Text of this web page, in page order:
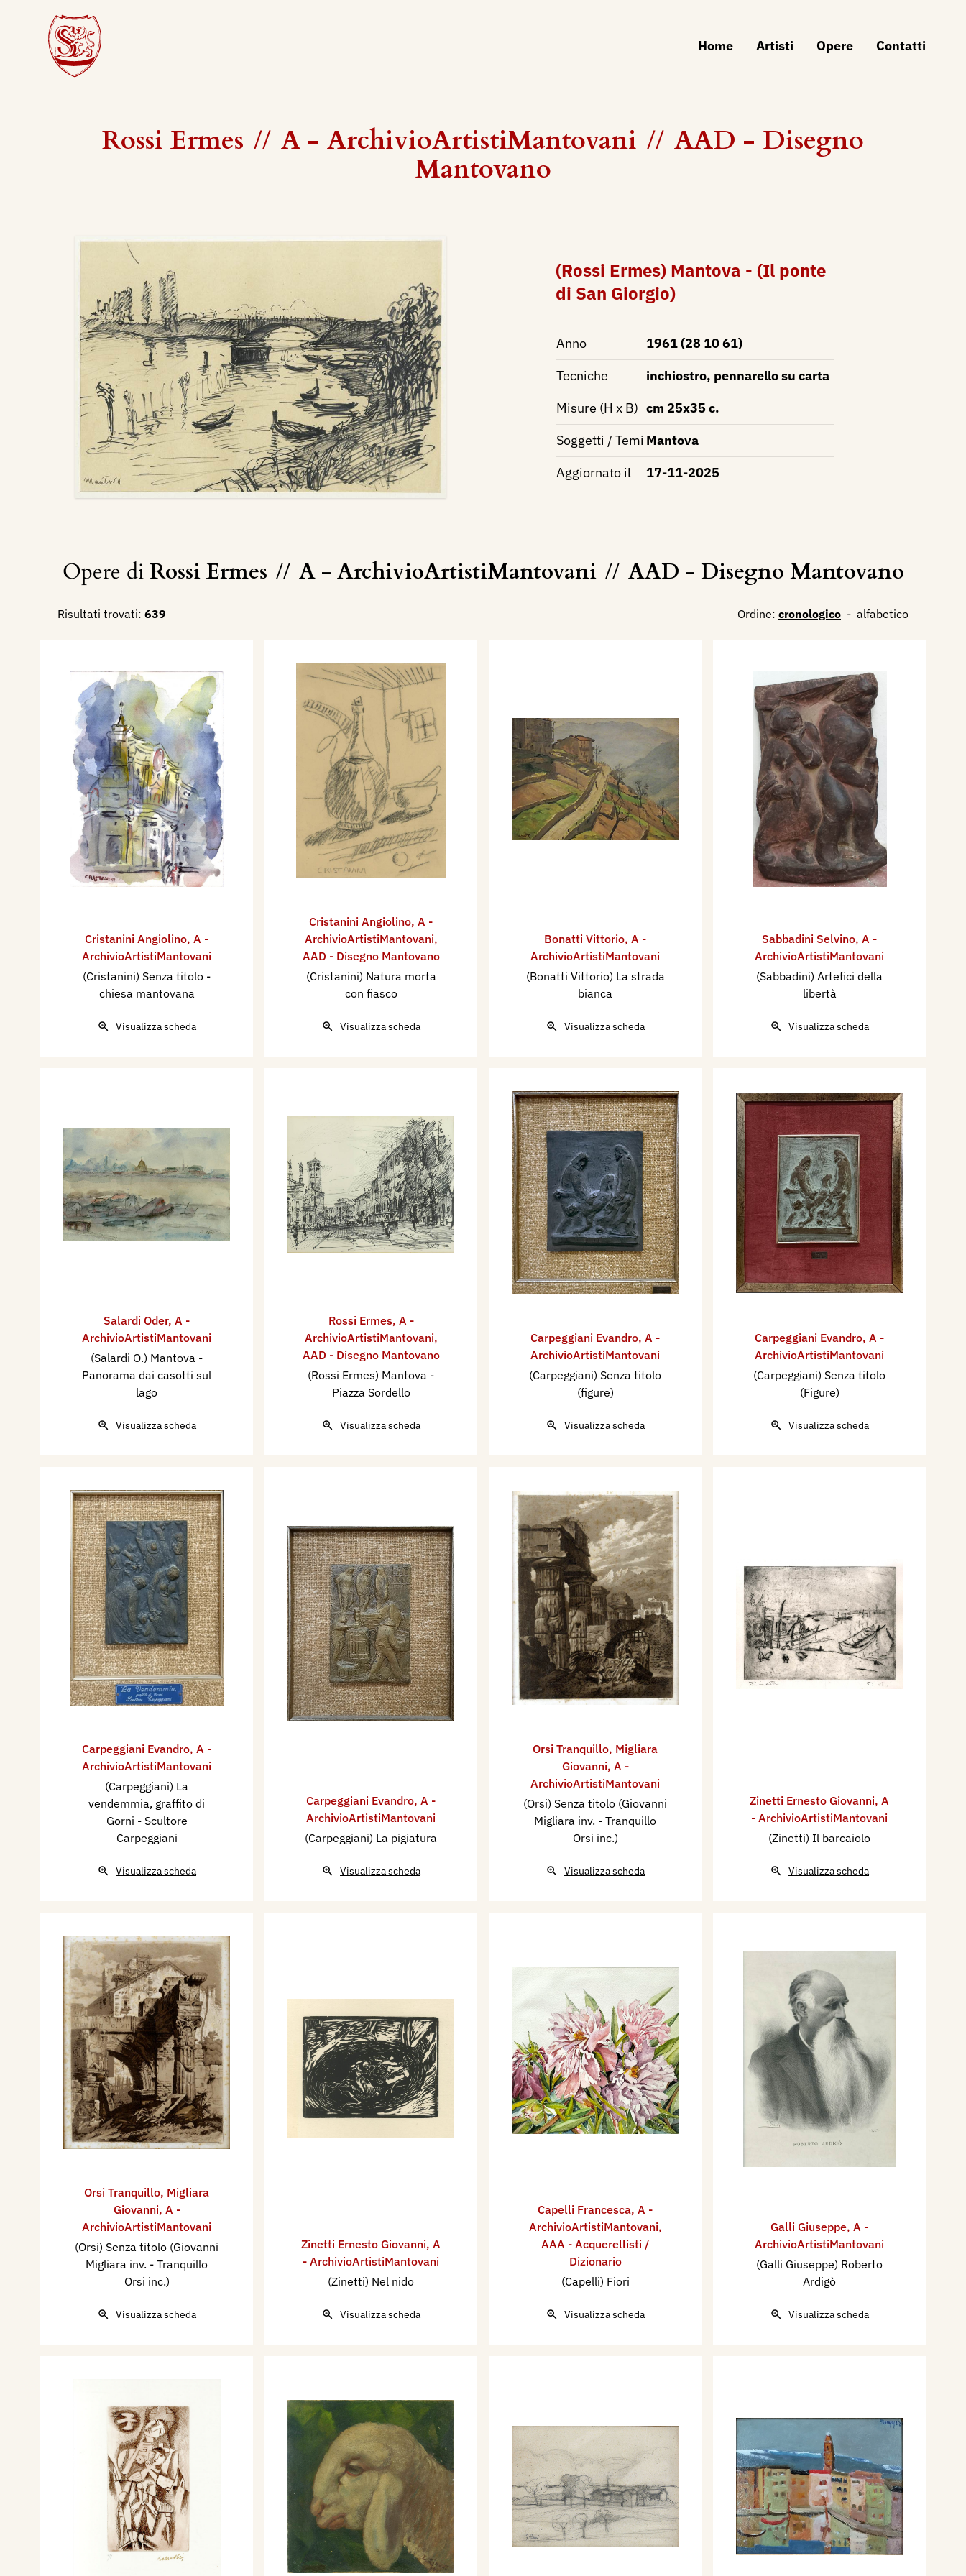
Home Artisti Opere Contatti
Rossi Ermes // A - ArchivioArtistiMantovani // AAD - Disegno
Mantovano
(Rossi Ermes) Mantova - (Il ponte
di San Giorgio)
Anno
1961 (28 10 61)
Tecniche
inchiostro, pennarello su carta
Misure (H x B) cm 25x35 c.
Soggetti / Temi Mantova
Aggiornato il
17-11-2025
Opere di Rossi Ermes // A - ArchivioArtistiMantovani // AAD - Disegno Mantovano
Risultati trovati: 639 Ordine: cronologico - alfabetico
Cristanini Angiolino, A -
ArchivioArtistiMantovani
(Cristanini) Senza titolo -
chiesa mantovana
Visualizza scheda
Cristanini Angiolino, A -
ArchivioArtistiMantovani,
AAD - Disegno Mantovano
(Cristanini) Natura morta
con fiasco
Visualizza scheda
Bonatti Vittorio, A -
ArchivioArtistiMantovani
(Bonatti Vittorio) La strada
bianca
Visualizza scheda
Sabbadini Selvino, A -
ArchivioArtistiMantovani
(Sabbadini) Artefici della
libertà
Visualizza scheda
Salardi Oder, A -
ArchivioArtistiMantovani
(Salardi O.) Mantova -
Panorama dai casotti sul
lago
Visualizza scheda
Rossi Ermes, A -
ArchivioArtistiMantovani,
AAD - Disegno Mantovano
(Rossi Ermes) Mantova -
Piazza Sordello
Visualizza scheda
Carpeggiani Evandro, A -
ArchivioArtistiMantovani
(Carpeggiani) Senza titolo
(figure)
Visualizza scheda
Carpeggiani Evandro, A -
ArchivioArtistiMantovani
(Carpeggiani) Senza titolo
(Figure)
Visualizza scheda
Carpeggiani Evandro, A -
ArchivioArtistiMantovani
(Carpeggiani) La
vendemmia, graffito di
Gorni - Scultore
Carpeggiani
Visualizza scheda
Carpeggiani Evandro, A -
ArchivioArtistiMantovani
(Carpeggiani) La pigiatura
Visualizza scheda
Orsi Tranquillo, Migliara
Giovanni, A -
ArchivioArtistiMantovani
(Orsi) Senza titolo (Giovanni
Migliara inv. - Tranquillo
Orsi inc.)
Visualizza scheda
Zinetti Ernesto Giovanni, A
- ArchivioArtistiMantovani
(Zinetti) Il barcaiolo
Visualizza scheda
Orsi Tranquillo, Migliara
Giovanni, A -
ArchivioArtistiMantovani
(Orsi) Senza titolo (Giovanni
Migliara inv. - Tranquillo
Orsi inc.)
Visualizza scheda
Zinetti Ernesto Giovanni, A
- ArchivioArtistiMantovani
(Zinetti) Nel nido
Visualizza scheda
Capelli Francesca, A -
ArchivioArtistiMantovani,
AAA - Acquerellisti /
Dizionario
(Capelli) Fiori
Visualizza scheda
Galli Giuseppe, A -
ArchivioArtistiMantovani
(Galli Giuseppe) Roberto
Ardigò
Visualizza scheda